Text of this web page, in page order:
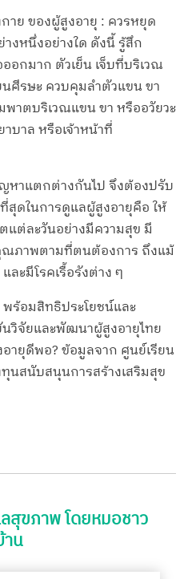
าย ของผู้สูงอายุ : ควรหยุด
งหนึ่งอย่างใด ดังนี้ รู้สึก
อกมาก ตัวเย็น เจ็บที่บริเวณ
นศีรษะ ควบคุมลำตัวแขน ขา
าตบริเวณแขน ขา หรืออวัยวะ
บาล หรือเจ้าหน้าที่
าแตกต่างกันไป จึงต้องปรับ
สุดในการดูแลผู้สูงอายุคือ ให้
แต่ละวันอย่างมีความสุข มี
ณภาพตามที่ตนต้องการ ถึงแม้
ละมีโรคเรื้อรังต่าง ๆ
ร้อมสิทธิประโยชน์และ
วิจัยและพัฒนาผู้สูงอายุไทย
ายุดีพอ? ข้อมูลจาก ศูนย์เรียน
นสนับสนุนการสร้างเสริมสุข
สุขภาพ โดยหมอชาว
น